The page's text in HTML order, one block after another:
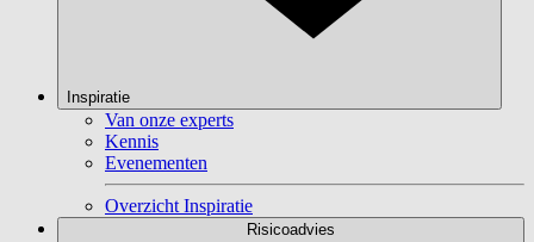
Inspiratie
Van onze experts
Kennis
Evenementen
Overzicht Inspiratie
Risicoadvies